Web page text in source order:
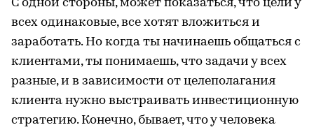
С одной стороны, может показаться, что цели у
всех одинаковые, все хотят вложиться и
заработать. Но когда ты начинаешь общаться с
клиентами, ты понимаешь, что задачи у всех
разные, и в зависимости от целеполагания
клиента нужно выстраивать инвестиционную
стратегию. Конечно, бывает, что у человека